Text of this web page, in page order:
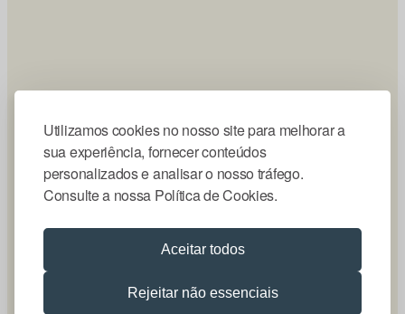
Utilizamos cookies no nosso site para melhorar a
sua experiência, fornecer conteúdos
personalizados e analisar o nosso tráfego.
Consulte a nossa Política de Cookies.
Aceitar todos
Rejeitar não essenciais